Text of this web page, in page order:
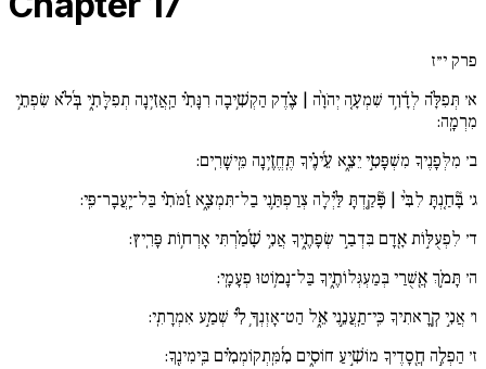
פרק י״ז
א׳ תְּפִלָּ֗ה לְדָ֫וִ֥ד שִׁמְעָ֚ה יְהֹוָ֨ה | צֶ֗דֶק הַקְשִׁ֥יבָה רִנָּתִ֗י הַֽאֲזִ֥ינָה תְפִלָּתִ֑י בְּ֜לֹ֗א שִׂפְתֵ֥י
מִרְמָֽה:
ב׳ מִלְּפָנֶיךָ מִשְׁפָּטִ֣י יֵצֵ֑א עֵ֜ינֶ֗יךָ תֶּֽחֱזֶ֥ינָה מֵּֽישָׁרִֽים:
ג׳ בָּ֘חַ֚נְתָּ לִבִּ֨י | פָּ֘קַ֚דְתָּ לַּ֗יְלָה צְרַפְתַּ֥נִי בַל־תִּמְצָ֑א זַ֜מֹּתִ֗י בַּל־יַֽעֲבָר־פִּֽי:
ד׳ לִפְעֻלּ֣וֹת אָ֖דָם בִּדְבַ֣ר שְׂפָתֶ֑יךָ אֲנִ֥י שָׁ֜מַ֗רְתִּי אָרְח֥וֹת פָּרִֽיץ:
ה׳ תָּמֹ֣ךְ אֲ֖שֻׁרַי בְּמַעְגְּלוֹתֶ֑יךָ בַּל־נָמ֥וֹטוּ פְעָמָֽי:
ו׳ אֲנִ֣י קְ֖רָאתִיךָ כִּֽי־תַֽעֲנֵ֣נִי אֵ֑ל הַט־אָזְנְךָ֥ לִ֜֗י שְׁמַ֣ע אִמְרָתִֽי:
ז׳ הַפְלֵ֣ה חֲ֖סָדֶיךָ מוֹשִׁ֣יעַ חוֹסִ֑ים מִ֜מִּֽתְקֽוֹמְמִ֗ים בִּֽימִינֶֽךָ: